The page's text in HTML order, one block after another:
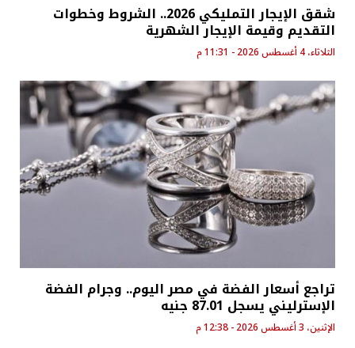
شقق الإيجار التمليكي 2026.. الشروط وخطوات
التقديم وقيمة الإيجار الشهرية
الثلاثاء، 4 أغسطس 2026 - 11:31 م
تراجع أسعار الفضة في مصر اليوم.. وجرام الفضة
الإسترليني يسجل 87.01 جنيه
الإثنين، 3 أغسطس 2026 - 12:38 م